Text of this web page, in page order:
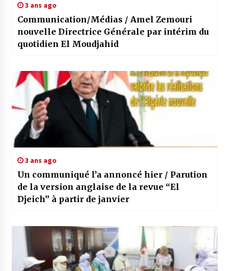
3 ans ago
Communication/Médias / Amel Zemouri
nouvelle Directrice Générale par intérim du
quotidien El Moudjahid
3 ans ago
Un communiqué l’a annoncé hier / Parution
de la version anglaise de la revue “El
Djeich” à partir de janvier